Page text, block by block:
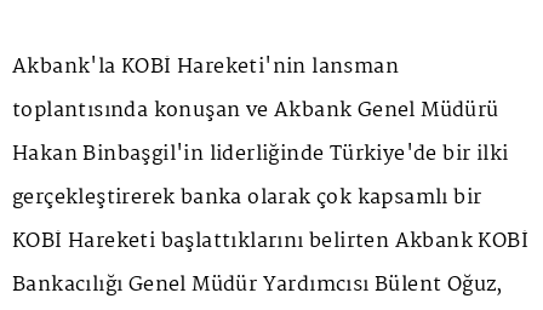
Akbank'la KOBİ Hareketi'nin lansman
toplantısında konuşan ve Akbank Genel Müdürü
Hakan Binbaşgil'in liderliğinde Türkiye'de bir ilki
gerçekleştirerek banka olarak çok kapsamlı bir
KOBİ Hareketi başlattıklarını belirten Akbank KOBİ
Bankacılığı Genel Müdür Yardımcısı Bülent Oğuz,